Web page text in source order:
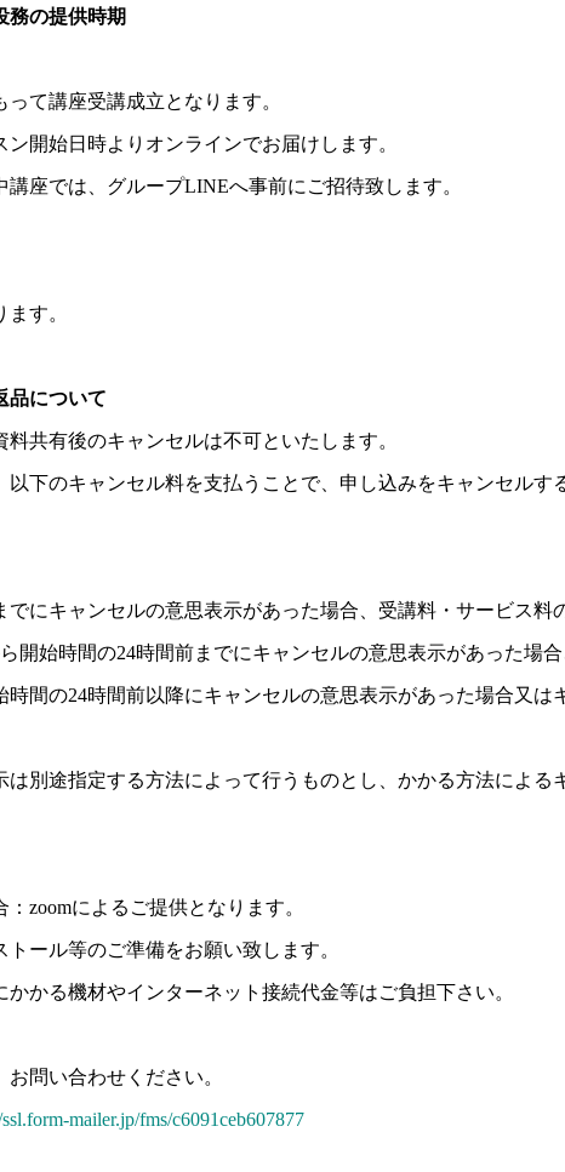
務の提供時期
って講座受講成立となります。
ン開始日時よりオンラインでお届けします。
講座では、グループLINEへ事前にご招待致します。
す。
品について
共有後のキャンセルは不可といたします。
以下のキャンセル料を支払うことで、申し込みをキャンセルす
でにキャンセルの意思表示があった場合、受講料・サービス料
ら開始時間の24時間前までにキャンセルの意思表示があった場
時間の24時間前以降にキャンセルの意思表示があった場合又
は別途指定する方法によって行うものとし、かかる方法によ
zoomによるご提供となります。
ール等のご準備をお願い致します。
かかる機材やインターネット接続代金等はご負担下さい。
問い合わせください。
mailer.jp/fms/c6091ceb607877